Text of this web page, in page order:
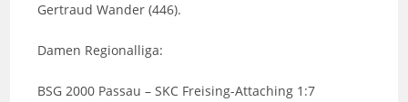
Gertraud Wander (446).
Damen Regionalliga:
BSG 2000 Passau – SKC Freising-Attaching 1:7